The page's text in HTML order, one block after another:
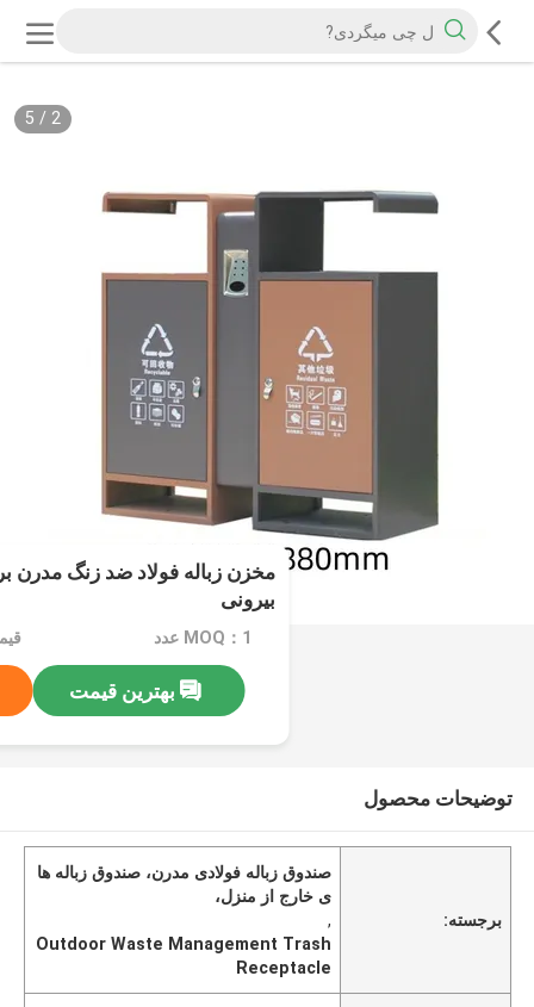
2
/
5
مخزن زباله فولاد ضد زنگ مدرن
بیرونی
MOQ：1 عدد
بهترین قیمت
توضیحات محصول
برجسته:
صندوق زباله فولادی مدرن، صندوق زباله ها
ی خارج از منزل،
,
Outdoor Waste Management Trash
Receptacle